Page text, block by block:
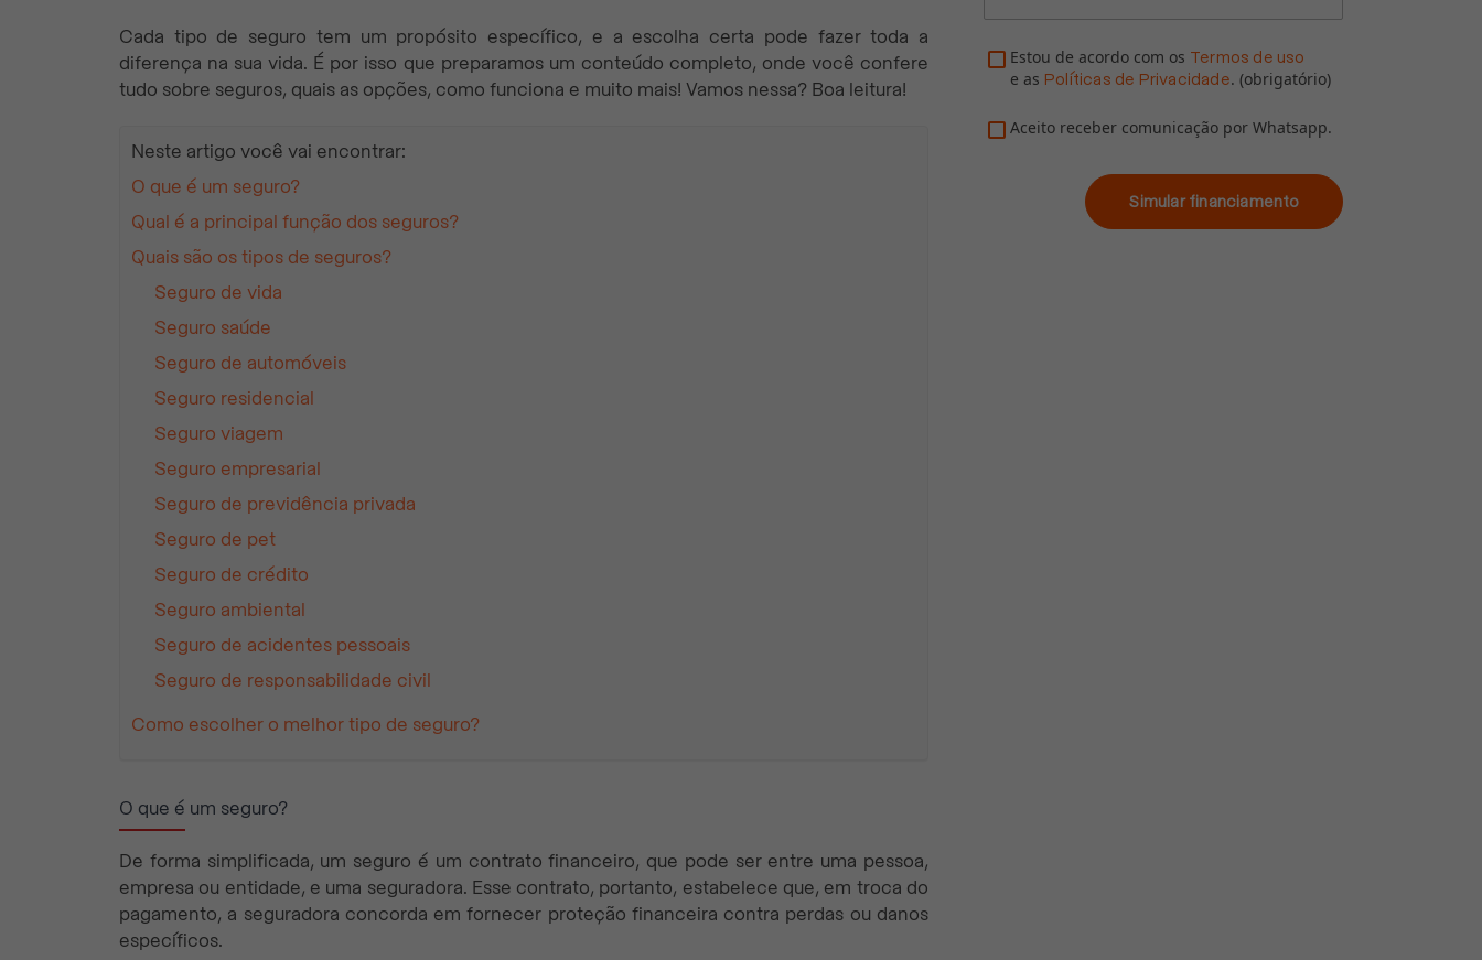
Estou de acordo com os Termos de uso
e as Políticas de Privacidade. (obrigatório)
Aceito receber comunicação por Whatsapp.
Simular financiamento
Cada tipo de seguro tem um propósito específico, e a escolha certa pode fazer toda a
diferença na sua vida. É por isso que preparamos um conteúdo completo, onde você confere
tudo sobre seguros, quais as opções, como funciona e muito mais! Vamos nessa? Boa leitura!
Neste artigo você vai encontrar:
O que é um seguro?
Qual é a principal função dos seguros?
Quais são os tipos de seguros?
Seguro de vida
Seguro saúde
Seguro de automóveis
Seguro residencial
Seguro viagem
Seguro empresarial
Seguro de previdência privada
Seguro de pet
Seguro de crédito
Seguro ambiental
Seguro de acidentes pessoais
Seguro de responsabilidade civil
Como escolher o melhor tipo de seguro?
O que é um seguro?
De forma simplificada, um seguro é um contrato financeiro, que pode ser entre uma pessoa,
empresa ou entidade, e uma seguradora. Esse contrato, portanto, estabelece que, em troca do
pagamento, a seguradora concorda em fornecer proteção financeira contra perdas ou danos
específicos.